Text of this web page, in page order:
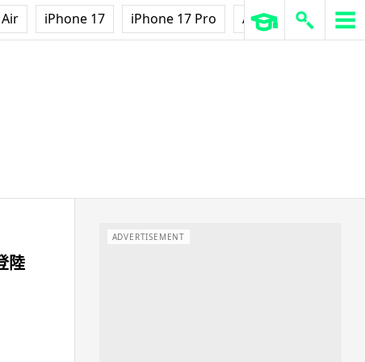
iPhone 17 iPhone 17 Pro AirPods Pro 3
陸
ADVERTISEMENT